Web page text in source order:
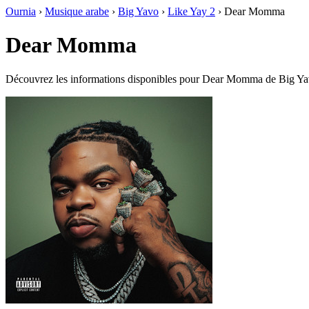
Ournia › Musique arabe › Big Yavo › Like Yay 2 › Dear Momma
Dear Momma
Découvrez les informations disponibles pour Dear Momma de Big